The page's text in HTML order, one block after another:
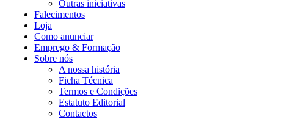
Outras iniciativas
Falecimentos
Loja
Como anunciar
Emprego & Formação
Sobre nós
A nossa história
Ficha Técnica
Termos e Condições
Estatuto Editorial
Contactos